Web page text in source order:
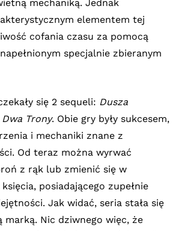
mechaniką. Jednak
elementem tej
cofania czasu za pomocą
specjalnie zbieranym
się 2 sequeli: Dusza
Dwa Trony. Obie gry były sukcesem,
i mechaniki znane z
Od teraz można wyrwać
z rąk lub zmienić się w
posiadającego zupełnie
Jak widać, seria stała się
marką. Nic dziwnego więc, że